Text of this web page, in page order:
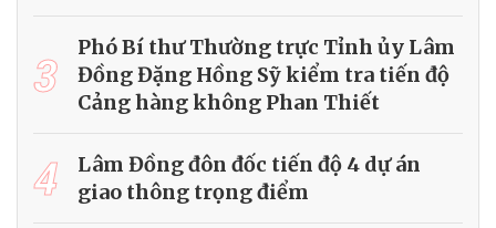
3
Phó Bí thư Thường trực Tỉnh ủy Lâm
Đồng Đặng Hồng Sỹ kiểm tra tiến độ
Cảng hàng không Phan Thiết
4
Lâm Đồng đôn đốc tiến độ 4 dự án
giao thông trọng điểm